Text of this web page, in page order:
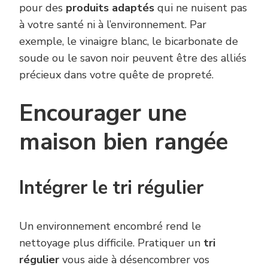
pour des produits adaptés qui ne nuisent pas
à votre santé ni à l’environnement. Par
exemple, le vinaigre blanc, le bicarbonate de
soude ou le savon noir peuvent être des alliés
précieux dans votre quête de propreté.
Encourager une
maison bien rangée
Intégrer le tri régulier
Un environnement encombré rend le
nettoyage plus difficile. Pratiquer un tri
régulier vous aide à désencombrer vos